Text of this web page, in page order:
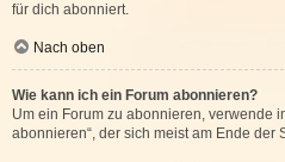
für dich abonniert.
Nach oben
Wie kann ich ein Forum abonnieren?
Um ein Forum zu abonnieren, verwende
abonnieren“, der sich meist am Ende der